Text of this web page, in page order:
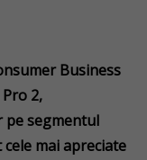
Business
2,
pe segmentul
cele mai apreciate